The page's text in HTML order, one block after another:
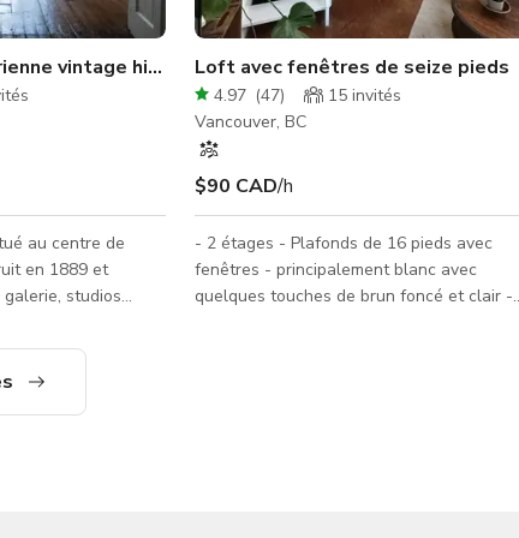
vintage historique et galerie d'art
au centre de
en 1889 et
studios
des expositions
projections,
Loft avec fenêtres de seize pieds
4.97 (47) 15 invités
Vancouver, BC
$90 CAD/h
- 2 étages - Plafonds de 16 pieds avec
fenêtres - principalement blanc avec
quelques touches de brun foncé et clair -